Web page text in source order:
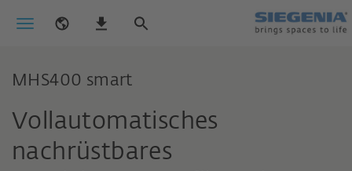
MHS400 smart
Vollautomatisches
nachrüstbares